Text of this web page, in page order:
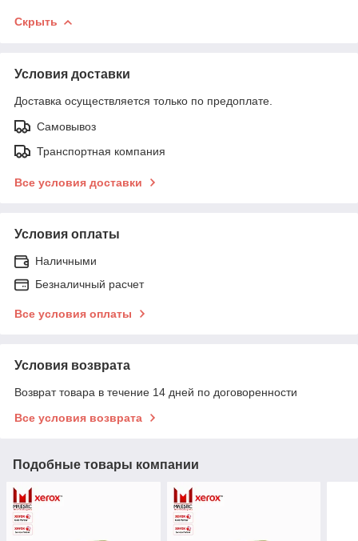
Скрыть
Условия доставки
Доставка осуществляется только по предоплате.
Самовывоз
Транспортная компания
Все условия доставки
Условия оплаты
Наличными
Безналичный расчет
Все условия оплаты
Условия возврата
Возврат товара в течение 14 дней по договоренности
Все условия возврата
Подобные товары компании